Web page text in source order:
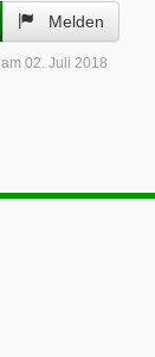
Melden
am 02. Juli 2018